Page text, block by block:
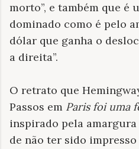
morto”, e também que é
dominado como é pelo
dólar que ganha o
a direita”.
O retrato que
Passos em Paris foi uma
inspirado pela
de não ter sido